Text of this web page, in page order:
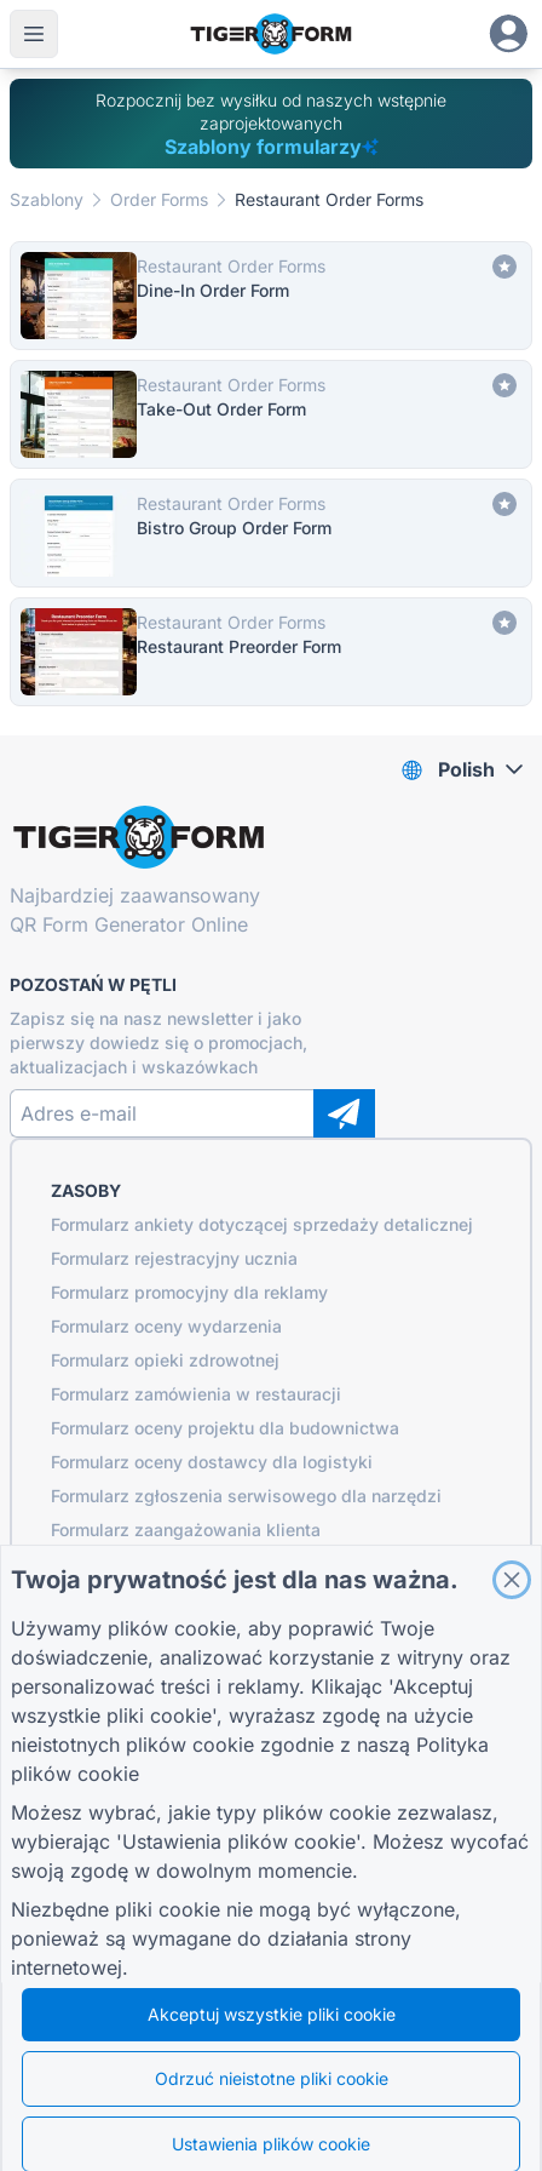
Rozpocznij bez wysiłku od naszych wstępnie
zaprojektowanych
Szablony formularzy
Szablony Order Forms Restaurant Order Forms
Restaurant Order Forms
Dine-In Order Form
Restaurant Order Forms
Take-Out Order Form
Restaurant Order Forms
Bistro Group Order Form
Restaurant Order Forms
Restaurant Preorder Form
Najbardziej zaawansowany
QR Form Generator Online
POZOSTAŃ W PĘTLI
Zapisz się na nasz newsletter i jako
pierwszy dowiedz się o promocjach,
aktualizacjach i wskazówkach
ZASOBY
Formularz ankiety dotyczącej sprzedaży detalicznej
Formularz rejestracyjny ucznia
Formularz promocyjny dla reklamy
Formularz oceny wydarzenia
Formularz opieki zdrowotnej
Formularz zamówienia w restauracji
Formularz oceny projektu dla budownictwa
Formularz oceny dostawcy dla logistyki
Formularz zgłoszenia serwisowego dla narzędzi
Formularz zaangażowania klienta
DOŁĄCZ DO SPOŁECZNOŚCI
PRZEWODNIKI
Centrum pomocy
Bloga
TIGER FORM
Przewodnik
FIRMA
O nas
Skontaktuj się z
nami
WARUNKI
Warunki
Polityka prywatności
Ustawienia plików
cookie
Polish
© 2026 QR Form Generator. All rights reserved.
Twoja prywatność jest dla nas ważna.
Używamy plików cookie, aby poprawić Twoje
doświadczenie, analizować korzystanie z witryny oraz
personalizować treści i reklamy. Klikając 'Akceptuj
wszystkie pliki cookie', wyrażasz zgodę na użycie
nieistotnych plików cookie zgodnie z naszą Polityka
plików cookie
Możesz wybrać, jakie typy plików cookie zezwalasz,
wybierając 'Ustawienia plików cookie'. Możesz wycofać
swoją zgodę w dowolnym momencie.
Niezbędne pliki cookie nie mogą być wyłączone,
ponieważ są wymagane do działania strony
internetowej.
Akceptuj wszystkie pliki cookie
Odrzuć nieistotne pliki cookie
Ustawienia plików cookie